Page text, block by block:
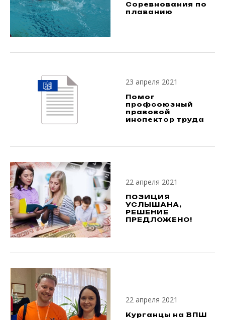
Соревнования по
плаванию
23 апреля 2021
Помог
профсоюзный
правовой
инспектор труда
22 апреля 2021
ПОЗИЦИЯ
УСЛЫШАНА,
РЕШЕНИЕ
ПРЕДЛОЖЕНО!
22 апреля 2021
Курганцы на ВПШ